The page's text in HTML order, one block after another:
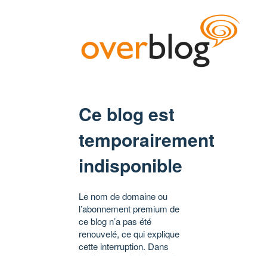
Ce blog est
temporairement
indisponible
Le nom de domaine ou
l’abonnement premium de
ce blog n’a pas été
renouvelé, ce qui explique
cette interruption. Dans